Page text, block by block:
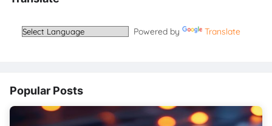
Powered by Translate
Popular Posts